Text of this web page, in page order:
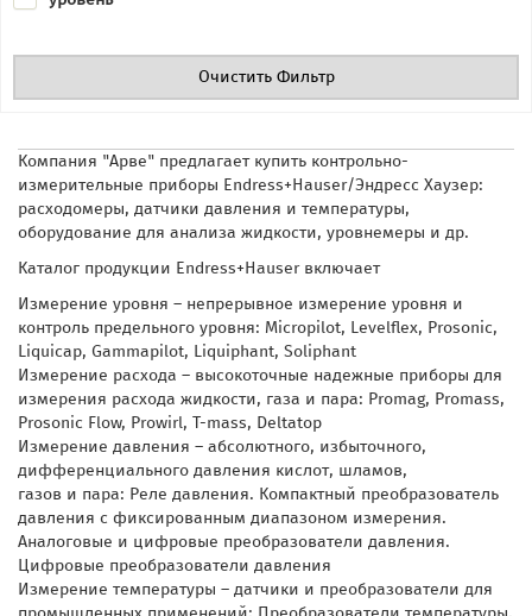
Очистить Фильтр
Компания "Арве" предлагает купить контрольно-
измерительные приборы Endress+Hauser/Эндресс Хаузер:
расходомеры, датчики давления и температуры,
оборудование для анализа жидкости, уровнемеры и др.
Каталог продукции Endress+Hauser включает
Измерение уровня – непрерывное измерение уровня и
контроль предельного уровня: Micropilot, Levelflex, Prosonic,
Liquicap, Gammapilot, Liquiphant, Soliphant
Измерение расхода – высокоточные надежные приборы для
измерения расхода жидкости, газа и пара: Promag, Promass,
Prosonic Flow, Prowirl, T-mass, Deltatop
Измерение давления – абсолютного, избыточного,
дифференциального давления кислот, шламов,
газов и пара: Реле давления. Компактный преобразователь
давления с фиксированным диапазоном измерения.
Аналоговые и цифровые преобразователи давления.
Цифровые преобразователи давления
Измерение температуры – датчики и преобразователи для